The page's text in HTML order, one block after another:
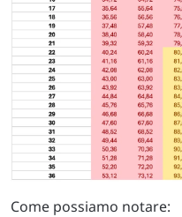
Come possiamo notare: